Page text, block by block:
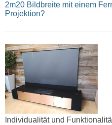
2m20 Bildbreite mit einem
Projektion?
Individualität und